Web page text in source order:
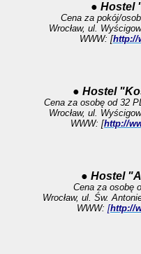
● Hostel
Cena za pokój/
Wrocław, ul.
WWW: [http://
● Hostel
Cena za osobę od 32
Wrocław, ul.
WWW: [http://
● Hostel
Cena za osobę
Wrocław, ul. Św.
WWW: [http://